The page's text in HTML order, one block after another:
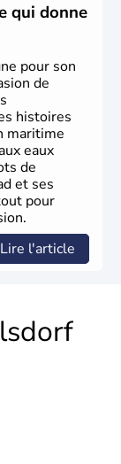
qui donne
pour son
de
histoires
maritime
eaux
de
et ses
pour
Lire l'article